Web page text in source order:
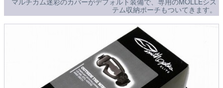
テム収納ポーチもついてきます。